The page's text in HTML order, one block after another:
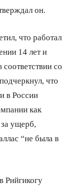
он.
что работал
14 лет и
соответствии со
что
в России
как
ущерб,
“не была в
Рийгикогу